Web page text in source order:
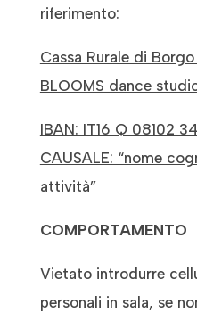
riferimento:
Cassa Rurale di
BLOOMS dance
IBAN: IT16 Q 08102
CAUSALE: “nome
attività”
COMPORTAMENTO
Vietato introdurre
personali in sala, se